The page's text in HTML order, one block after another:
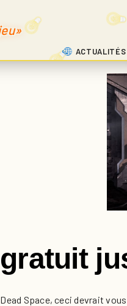
ACTUALITÉS
Space, ceci devrait